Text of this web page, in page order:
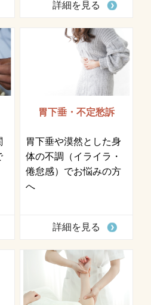
詳細を見る
胃下垂・不定愁訴
胃下垂や漠然とした身
体の不調（イライラ・
倦怠感）でお悩みの方
へ
詳細を見る